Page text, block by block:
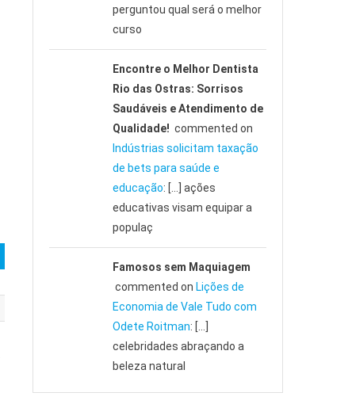
perguntou qual será o melhor
curso
Encontre o Melhor Dentista
Rio das Ostras: Sorrisos
Saudáveis e Atendimento de
Qualidade! commented on
Indústrias solicitam taxação
de bets para saúde e
educação: […] ações
educativas visam equipar a
populaç
Famosos sem Maquiagem
commented on Lições de
Economia de Vale Tudo com
Odete Roitman: […]
celebridades abraçando a
beleza natural